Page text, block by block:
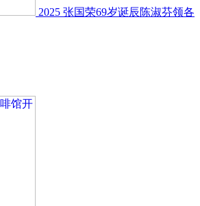
2025 张国荣69岁诞辰陈淑芬领各